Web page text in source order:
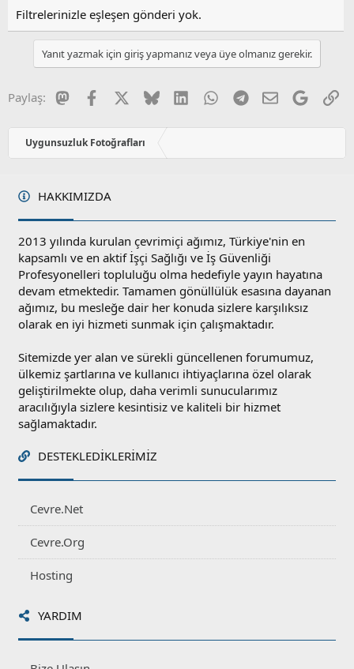
r
:
Filtrelerinizle eşleşen gönderi yok.
Yanıt yazmak için giriş yapmanız veya üye olmanız gerekir.
Paylaş: MastodonFacebook BlueskyLinkedInWhatsAppTelegram
E-postaGoogle
Uygunsuzluk Fotoğrafları
HAKKIMIZDA
2013 yılında kurulan çevrimiçi ağımız, Türkiye'nin en
kapsamlı ve en aktif İşçi Sağlığı ve İş Güvenliği
Profesyonelleri topluluğu olma hedefiyle yayın hayatına
devam etmektedir. Tamamen gönüllülük esasına dayanan
ağımız, bu mesleğe dair her konuda sizlere karşılıksız
olarak en iyi hizmeti sunmak için çalışmaktadır.
Sitemizde yer alan ve sürekli güncellenen forumumuz,
ülkemiz şartlarına ve kullanıcı ihtiyaçlarına özel olarak
geliştirilmekte olup, daha verimli sunucularımız
aracılığıyla sizlere kesintisiz ve kaliteli bir hizmet
sağlamaktadır.
DESTEKLEDIKLERIMIZ
Cevre.Net
Cevre.Org
Hosting
YARDIM